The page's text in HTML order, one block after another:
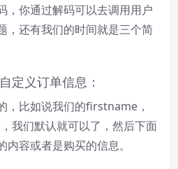
，你通过解码可以去调用用户
，还有我们的时间就是三个简
定义订单信息：
，比如说我们的firstname，
我们默认就可以了，然后下面
容或者是购买的信息。